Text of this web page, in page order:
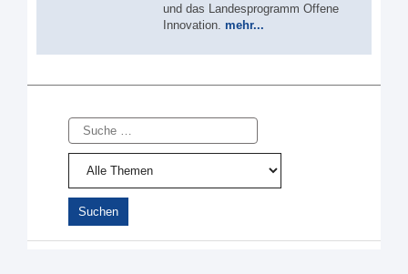
und das Landesprogramm Offene
Innovation. mehr...
Suche